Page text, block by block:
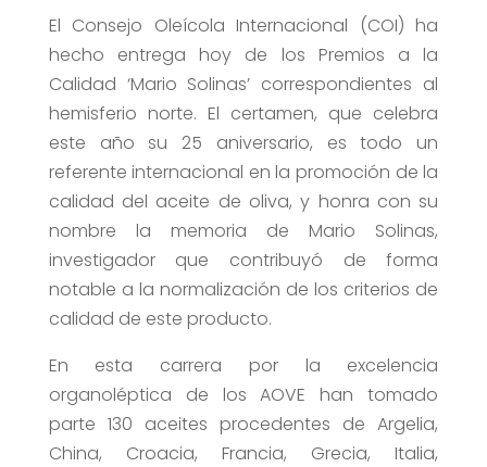
El Consejo Oleícola Internacional (COI) ha
hecho entrega hoy de los Premios a la
Calidad ‘Mario Solinas’ correspondientes al
hemisferio norte. El certamen, que celebra
este año su 25 aniversario, es todo un
referente internacional en la promoción de la
calidad del aceite de oliva, y honra con su
nombre la memoria de Mario Solinas,
investigador que contribuyó de forma
notable a la normalización de los criterios de
calidad de este producto.
En esta carrera por la excelencia
organoléptica de los AOVE han tomado
parte 130 aceites procedentes de Argelia,
China, Croacia, Francia, Grecia, Italia,